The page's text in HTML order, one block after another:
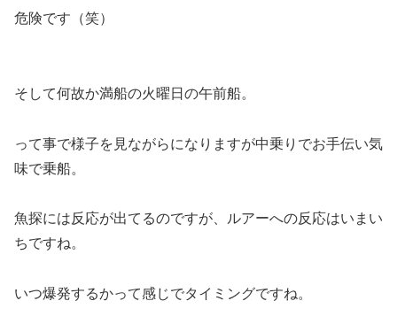
危険です（笑）
そして何故か満船の火曜日の午前船。
って事で様子を見ながらになりますが中乗りでお手伝い気
味で乗船。
魚探には反応が出てるのですが、ルアーへの反応はいまい
ちですね。
いつ爆発するかって感じでタイミングですね。